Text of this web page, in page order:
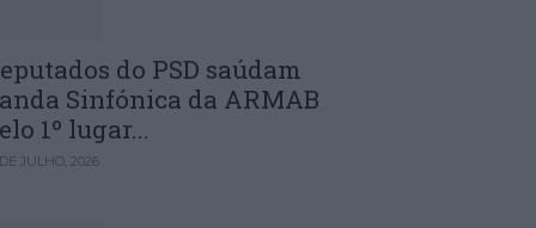
do PSD saúdam
Sinfónica da ARMAB
1º lugar...
JULHO, 2026